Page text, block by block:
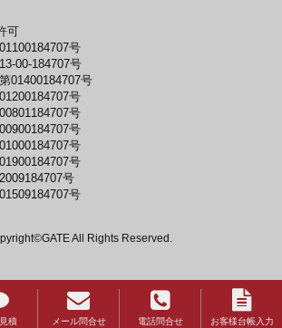
積 メール問合せ 電話問合せ お客様台帳入力
可
号
00-184707号
01400184707号
号
号
号
号
号
号
号
All Rights Reserved.